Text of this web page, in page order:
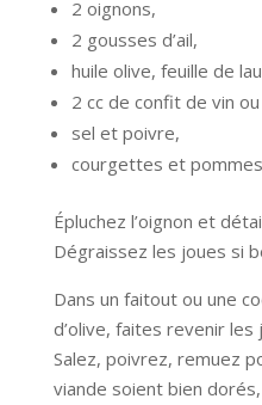
2 oignons,
2 gousses d’ail,
huile olive, feuille de
2 cc de confit de vin
sel et poivre,
courgettes et
Épluchez l’oignon et
Dégraissez les joues si
Dans un faitout ou une
d’olive, faites revenir les
Salez, poivrez, remuez
viande soient bien